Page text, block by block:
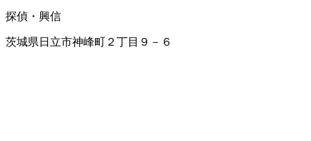
探偵・興信
茨城県日立市神峰町２丁目９－６